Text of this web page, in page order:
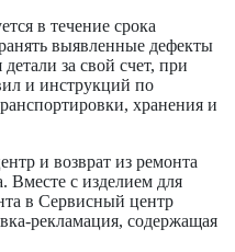
в течение срока
выявленные дефекты
за свой счет, при
и инструкций по
хранения и
и возврат из ремонта
Вместе с изделием для
в Сервисный центр
рекламация, содержащая